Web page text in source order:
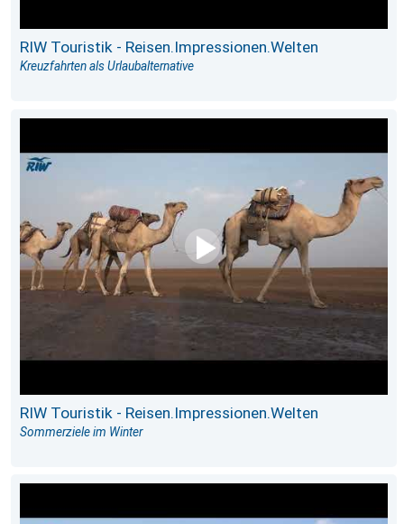
RIW Touristik - Reisen.Impressionen.Welten
Kreuzfahrten als Urlaubalternative
RIW Touristik - Reisen.Impressionen.Welten
Sommerziele im Winter